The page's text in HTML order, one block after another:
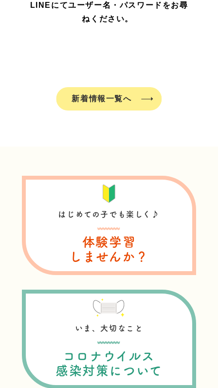
LINEにてユーザー名・パスワードをお尋
ねください。
新着情報一覧へ
はじめての子でも楽しく♪
体験学習
しませんか？
いま、大切なこと
コロナウイルス
感染対策について